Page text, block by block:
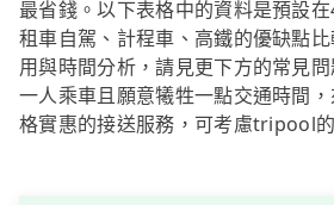
最省錢。以下表格中的資料是預設
租車自駕、計程車、高鐵的優缺點
用與時間分析，請見更下方的常見
一人乘車且願意犧牲一點交通時間
格實惠的接送服務，可考慮tripool